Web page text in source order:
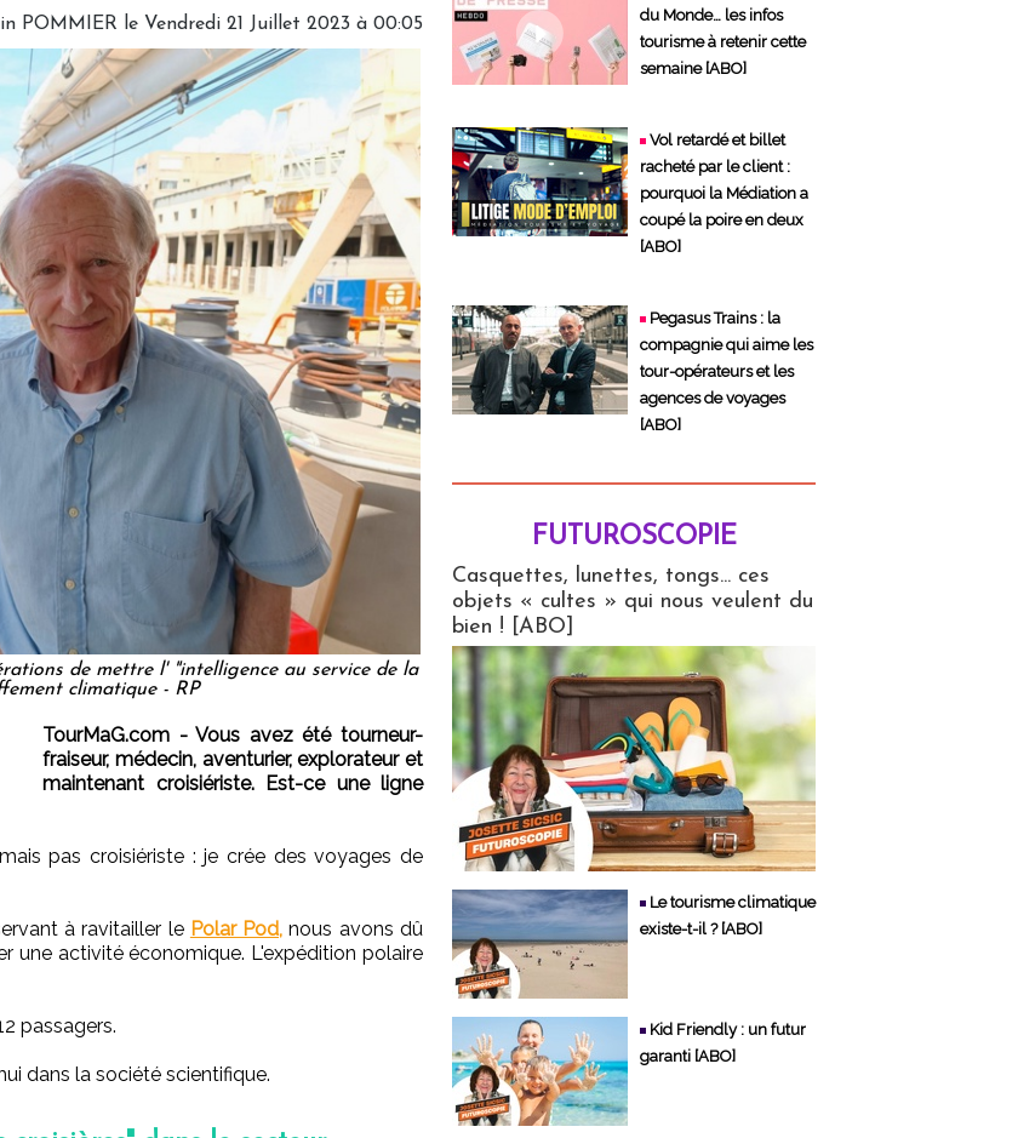
POMMIER le Vendredi 21 Juillet 2023 à 00:05
de mettre l' "intelligence au service de la
climatique - RP
TourMaG.com - Vous avez été tourneur-
fraiseur, médecin, aventurier, explorateur et
maintenant croisiériste. Est-ce une ligne
pas croisiériste : je crée des voyages de
à ravitailler le Polar Pod, nous avons dû
une activité économique. L'expédition polaire
passagers.
dans la société scientifique.
du Monde… les infos
tourisme à retenir cette
semaine [ABO]
Vol retardé et billet
racheté par le client :
pourquoi la Médiation a
coupé la poire en deux
[ABO]
Pegasus Trains : la
compagnie qui aime les
tour-opérateurs et les
agences de voyages
[ABO]
FUTUROSCOPIE
Casquettes, lunettes, tongs... ces
objets « cultes » qui nous veulent du
bien ! [ABO]
Le tourisme climatique
existe-t-il ? [ABO]
Kid Friendly : un futur
garanti [ABO]